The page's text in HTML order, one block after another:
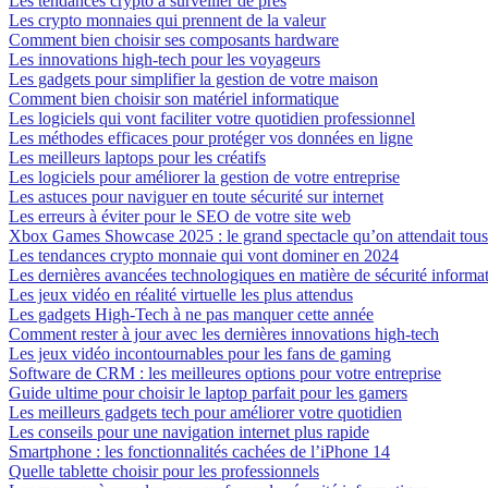
Les crypto monnaies qui prennent de la valeur
Comment bien choisir ses composants hardware
Les innovations high-tech pour les voyageurs
Les gadgets pour simplifier la gestion de votre maison
Comment bien choisir son matériel informatique
Les logiciels qui vont faciliter votre quotidien professionnel
Les méthodes efficaces pour protéger vos données en ligne
Les meilleurs laptops pour les créatifs
Les logiciels pour améliorer la gestion de votre entreprise
Les astuces pour naviguer en toute sécurité sur internet
Les erreurs à éviter pour le SEO de votre site web
Xbox Games Showcase 2025 : le grand spectacle qu’on attendait tous
Les tendances crypto monnaie qui vont dominer en 2024
Les dernières avancées technologiques en matière de sécurité
Les jeux vidéo en réalité virtuelle les plus attendus
Les gadgets High-Tech à ne pas manquer cette année
Comment rester à jour avec les dernières innovations high-tech
Les jeux vidéo incontournables pour les fans de gaming
Software de CRM : les meilleures options pour votre entreprise
Guide ultime pour choisir le laptop parfait pour les gamers
Les meilleurs gadgets tech pour améliorer votre quotidien
Les conseils pour une navigation internet plus rapide
Smartphone : les fonctionnalités cachées de l’iPhone 14
Quelle tablette choisir pour les professionnels